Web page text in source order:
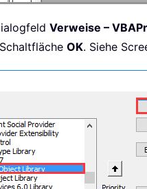
Verweise –
OK. Siehe